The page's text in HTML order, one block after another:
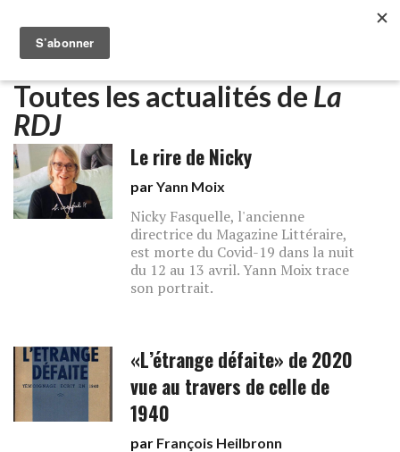
Toutes les actualités de La
RDJ
Le rire de Nicky
parYann Moix
Nicky Fasquelle, l'ancienne
directrice du Magazine Littéraire,
est morte du Covid-19 dans la nuit
du 12 au 13 avril. Yann Moix trace
son portrait.
«L’étrange défaite» de 2020
vue au travers de celle de
1940
par François Heilbronn